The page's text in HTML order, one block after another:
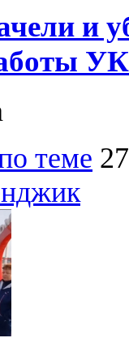
и
теме